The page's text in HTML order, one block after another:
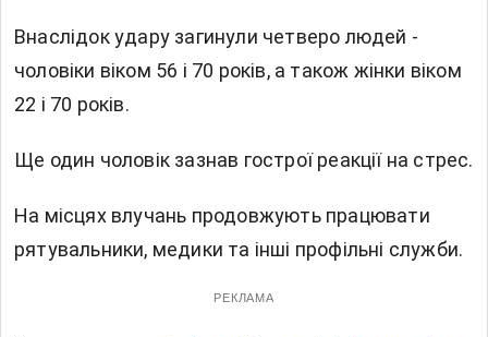
Внаслідок удару загинули четверо людей -
чоловіки віком 56 і 70 років, а також жінки віком
22 і 70 років.
Ще один чоловік зазнав гострої реакції на стрес.
На місцях влучань продовжують працювати
рятувальники, медики та інші профільні служби.
РЕКЛАМА